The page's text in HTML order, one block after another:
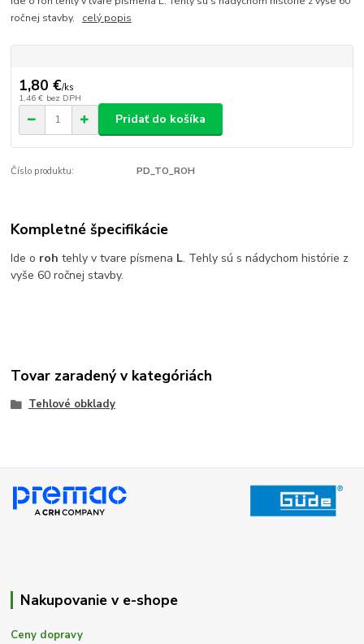
ročnej stavby. celý popis
1,80 €/ks
1,46 € bez DPH
Pridať do košíka
Číslo produktu: PD_TO_ROH
Kompletné špecifikácie
Ide o roh tehly v tvare písmena L. Tehly sú s nádychom histórie z
vyše 60 ročnej stavby.
Tovar zaradený v kategóriách
Tehlové obklady
Nakupovanie v e-shope
Ceny dopravy